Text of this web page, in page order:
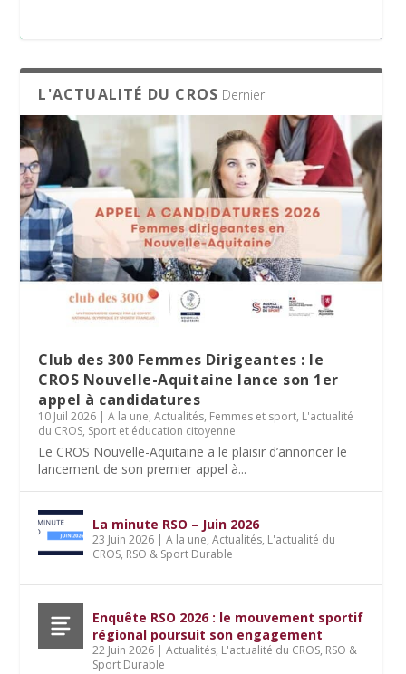
Le Village des Sports 2026 : dix jours de
partage et d’engagement
La minute RSO – Mai 2026
SPORT DATING 2026 : une matinée dédiée
à l’emploi et aux métiers du sport
L'ACTUALITÉ DU CROS Dernier
Club des 300 Femmes Dirigeantes : le
CROS Nouvelle-Aquitaine lance son 1er
appel à candidatures
10 Juil 2026 |A la une,Actualités, Femmes et sport, L'actualité
du CROS, Sport et éducation citoyenne
Le CROS Nouvelle-Aquitaine a le plaisir d’annoncer le
lancement de son premier appel à...
La minute RSO – Juin 2026
23 Juin 2026 |A la une,Actualités, L'actualité du
CROS, RSO & Sport Durable
Enquête RSO 2026 : le mouvement sportif
régional poursuit son engagement
22 Juin 2026 |Actualités, L'actualité du CROS, RSO &
Sport Durable